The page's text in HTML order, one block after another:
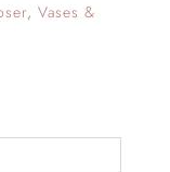
, Vases &